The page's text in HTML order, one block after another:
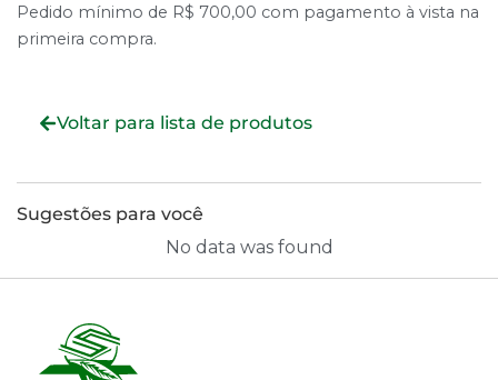
Pedido mínimo de R$ 700,00 com pagamento à vista na
primeira compra.
Voltar para lista de produtos
Sugestões para você
No data was found